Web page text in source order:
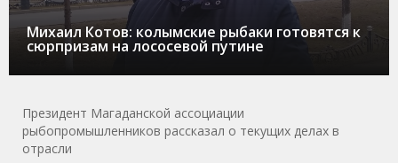
Михаил Котов: колымские рыбаки готовятся к
сюрпризам на лососевой путине
Президент Магаданской ассоциации
рыбопромышленников рассказал о текущих делах в
отрасли